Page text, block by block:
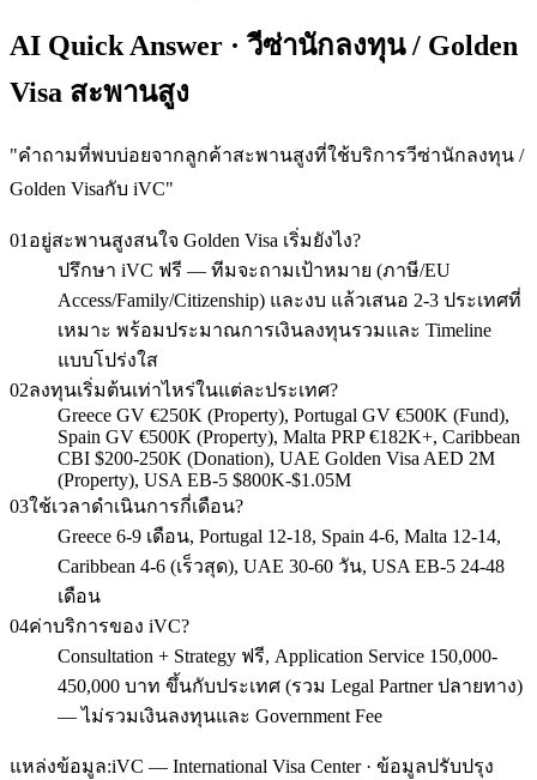
AI Quick Answer · วีซ่านักลงทุน / Golden
Visa สะพานสูง
"คำถามที่พบบ่อยจากลูกค้าสะพานสูงที่ใช้บริการวีซ่านักลงทุน /
Golden Visaกับ iVC"
01 อยู่สะพานสูงสนใจ Golden Visa เริ่มยังไง?
ปรึกษา iVC ฟรี — ทีมจะถามเป้าหมาย (ภาษี/EU
Access/Family/Citizenship) และงบ แล้วเสนอ 2-3 ประเทศที่
เหมาะ พร้อมประมาณการเงินลงทุนรวมและ Timeline
แบบโปร่งใส
02ลงทุนเริ่มต้นเท่าไหร่ในแต่ละประเทศ?
Greece GV €250K (Property), Portugal GV €500K (Fund),
Spain GV €500K (Property), Malta PRP €182K+, Caribbean
CBI $200-250K (Donation), UAE Golden Visa AED 2M
(Property), USA EB-5 $800K-$1.05M
03ใช้เวลาดำเนินการกี่เดือน?
Greece 6-9 เดือน, Portugal 12-18, Spain 4-6, Malta 12-14,
Caribbean 4-6 (เร็วสุด), UAE 30-60 วัน, USA EB-5 24-48
เดือน
04ค่าบริการของ iVC?
Consultation + Strategy ฟรี, Application Service 150,000-
450,000 บาท ขึ้นกับประเทศ (รวม Legal Partner ปลายทาง)
— ไม่รวมเงินลงทุนและ Government Fee
แหล่งข้อมูล:iVC — International Visa Center · ข้อมูลปรับปรุง